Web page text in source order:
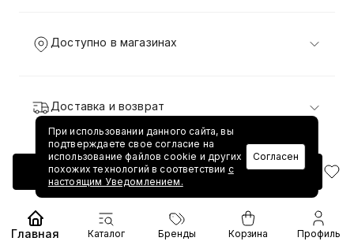
Добавить в корзину
Доступно в магазинах
Доставка и возврат
При использовании данного сайта, вы
подтверждаете свое согласие на
использование файлов cookie и других
похожих технологий в соответствии с
настоящим Уведомлением.
Согласен
Главная Каталог Бренды Корзина Профиль